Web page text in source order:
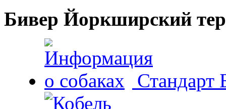
Бивер Йоркширский
Стандарт